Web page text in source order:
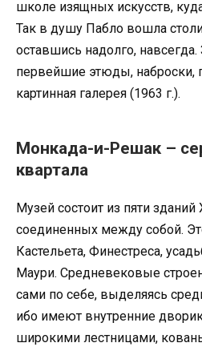
школе изящных искусств,
Так в душу Пабло вошла
оставшись надолго,
первейшие этюды, наброски,
картинная галерея (1963 г.).
Монкада-и-Решак –
квартала
Музей состоит из пяти зданий
соединенных между собой.
Кастельета, Финестреса,
Маури. Средневековые
сами по себе, выделяясь
ибо имеют внутренние
широкими лестницами,